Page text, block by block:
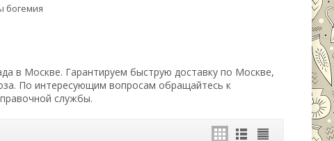
богемия
в Москве. Гарантируем быструю доставку по Москве,
По интересующим вопросам обращайтесь к
службы.